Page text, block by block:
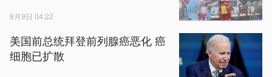
8月9日 04:22
美国前总统拜登前列腺癌恶化 癌
细胞已扩散